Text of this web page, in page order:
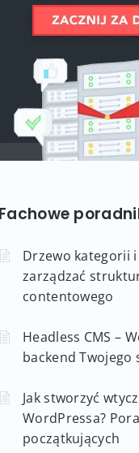
Fachowe
Drzewo kategorii
zarządzać
contentowego
Headless CMS –
backend Twojego
Jak stworzyć
WordPressa?
początkujących